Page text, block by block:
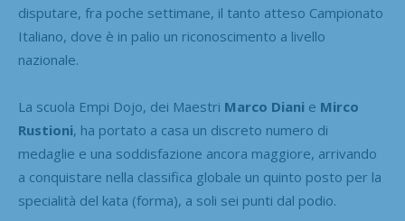
disputare, fra poche settimane, il tanto atteso Campionato
Italiano, dove è in palio un riconoscimento a livello
nazionale.
La scuola Empi Dojo, dei Maestri Marco Diani e Mirco
Rustioni, ha portato a casa un discreto numero di
medaglie e una soddisfazione ancora maggiore, arrivando
a conquistare nella classifica globale un quinto posto per la
specialità del kata (forma), a soli sei punti dal podio.